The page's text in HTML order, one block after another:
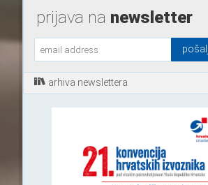
prijava na newsletter
arhiva newslettera